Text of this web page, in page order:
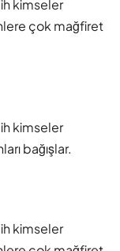
kimseler
çok mağfiret
kimseler
bağışlar.
kimseler